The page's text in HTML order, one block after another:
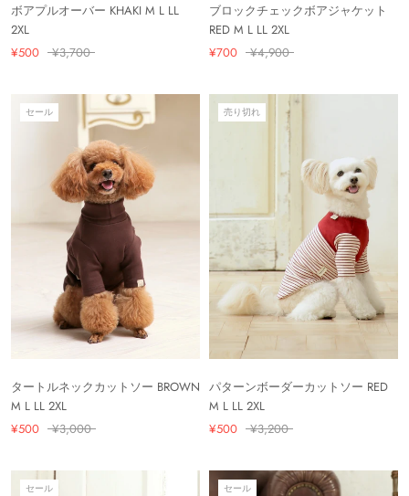
ボアプルオーバー KHAKI M L LL
2XL
¥500
¥3,700
ブロックチェックボアジャケット
RED M L LL 2XL
¥700
¥4,900
セール
タートルネックカットソー BROWN
M L LL 2XL
¥500
¥3,000
売り切れ
パターンボーダーカットソー RED
M L LL 2XL
¥500
¥3,200
セール セール